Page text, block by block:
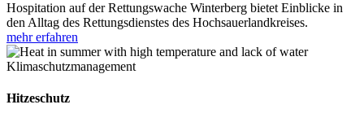
Hospitation auf der Rettungswache Winterberg bietet Einblicke in
den Alltag des Rettungsdienstes des Hochsauerlandkreises.
mehr erfahren
Klimaschutzmanagement
Hitzeschutz